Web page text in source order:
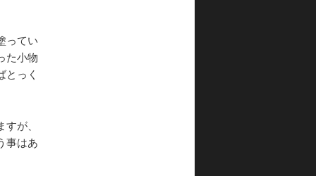
ってい
た小物
とっく
が、
事はあ